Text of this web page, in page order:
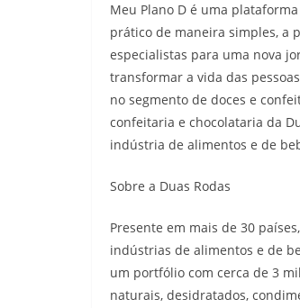
Meu Plano D é uma
prático de maneira simples, a
especialistas para uma nova
transformar a vida das
no segmento de doces e
confeitaria e chocolataria da
indústria de alimentos e de
Sobre a Duas Rodas
Presente em mais de 30
indústrias de alimentos e de
um portfólio com cerca de 3
naturais, desidratados,